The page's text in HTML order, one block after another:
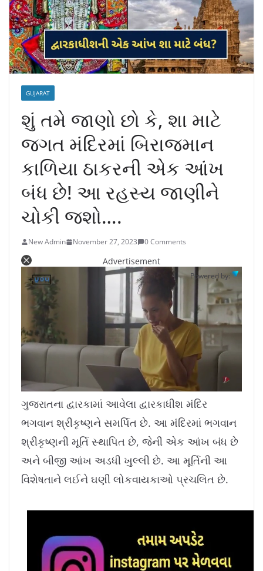
GUJARAT
શું તમે જાણો છો કે, શા માટે
જગત મંદિરમાં બિરાજમાન
કાળિયા ઠાકરની એક આંખ
બંધ છે! આ રહસ્ય જાણીને
ચોકી જશો….
New Admin November 27, 2023 0 Comments
Advertisement
Powered by:
n
u
o
d
e
:
1
7
ગુજરાતના દ્વારકામાં આવેલા દ્વારકાધીશ મંદિર
ભગવાન શ્રીકૃષ્ણને સમર્પિત છે. આ મંદિરમાં ભગવાન
શ્રીકૃષ્ણની મૂર્તિ સ્થાપિત છે, જેની એક આંખ બંધ છે
અને બીજી આંખ અડધી ખુલ્લી છે. આ મૂર્તિની આ
વિશેષતાને લઈને ઘણી લોકવાયકાઓ પ્રચલિત છે.